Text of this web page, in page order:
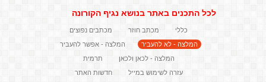
לכל התכנים באתר בנושא נגיף הקורונה
כללי מכתב חוזר
מכתבים נפוצים
המלצה - לא להעביר
המלצה - אפשר להעביר
המלצה - לכאן ולכאן
תרמית
עזרה לשימוש במייל
חדשות האתר